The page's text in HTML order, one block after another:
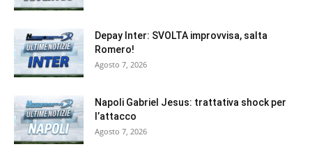
Depay Inter: SVOLTA improvvisa, salta
Romero!
Agosto 7, 2026
Napoli Gabriel Jesus: trattativa shock per
l’attacco
Agosto 7, 2026